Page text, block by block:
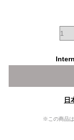
日
※この商品は